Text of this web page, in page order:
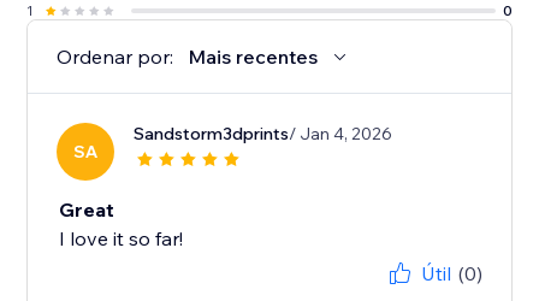
1
0
Ordenar por: Mais recentes
SA
Sandstorm3dprints/ Jan 4, 2026
Great
I love it so far!
Útil (0)